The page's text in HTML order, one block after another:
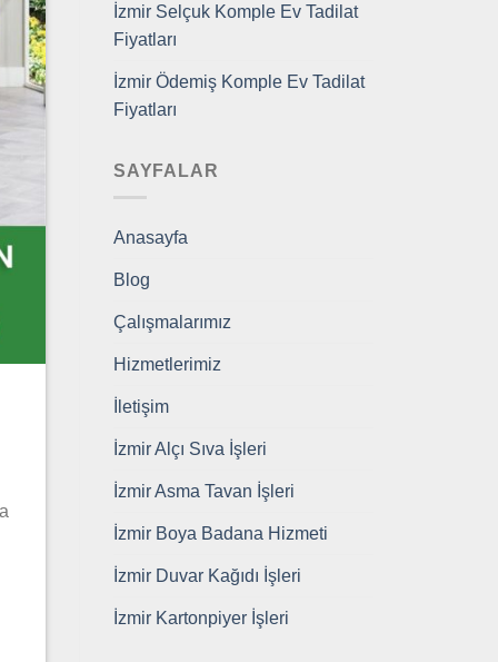
İzmir Selçuk Komple Ev Tadilat
Fiyatları
İzmir Ödemiş Komple Ev Tadilat
Fiyatları
SAYFALAR
Anasayfa
Blog
Çalışmalarımız
Hizmetlerimiz
İletişim
İzmir Alçı Sıva İşleri
İzmir Asma Tavan İşleri
İzmir Boya Badana Hizmeti
İzmir Duvar Kağıdı İşleri
İzmir Kartonpiyer İşleri